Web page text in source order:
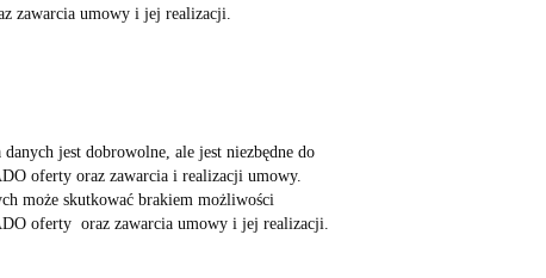
zawarcia umowy i jej realizacji.
danych jest dobrowolne, ale jest niezbędne do
oferty oraz zawarcia i realizacji umowy.
może skutkować brakiem możliwości
oferty oraz zawarcia umowy i jej realizacji.